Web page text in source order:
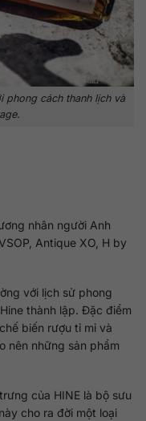
phong cách thanh lịch và
nhân người Anh
Antique XO, H by
với lịch sử phong
thành lập. Đặc điểm
biến rượu tỉ mỉ và
nên những sản phẩm
của HINE là bộ sưu
cho ra đời một loại